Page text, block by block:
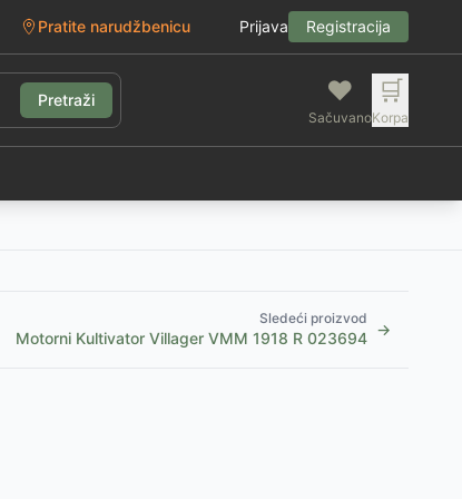
Pratite narudžbenicu Prijava Registracija
Pretraži ❤️
Sačuvano
🛒
Korpa
Sledeći proizvod
Motorni Kultivator Villager VMM 1918 R 023694 →